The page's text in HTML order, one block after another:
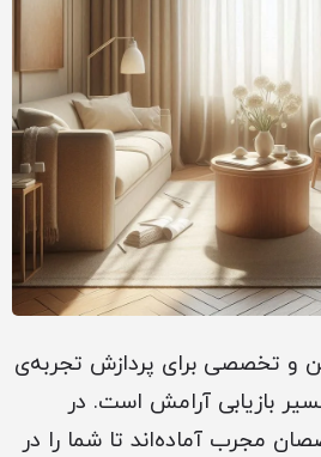
تخصصی برای پردازش تجربه‌ی
بازیابی آرامش است. در
مجرب آماده‌اند تا شما را در